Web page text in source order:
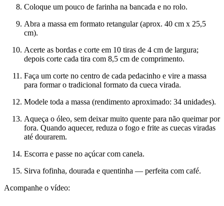
Coloque um pouco de farinha na bancada e no rolo.
Abra a massa em formato retangular (aprox. 40 cm x 25,5
cm).
Acerte as bordas e corte em 10 tiras de 4 cm de largura;
depois corte cada tira com 8,5 cm de comprimento.
Faça um corte no centro de cada pedacinho e vire a massa
para formar o tradicional formato da cueca virada.
Modele toda a massa (rendimento aproximado: 34 unidades).
Aqueça o óleo, sem deixar muito quente para não queimar por
fora. Quando aquecer, reduza o fogo e frite as cuecas viradas
até dourarem.
Escorra e passe no açúcar com canela.
Sirva fofinha, dourada e quentinha — perfeita com café.
Acompanhe o vídeo: